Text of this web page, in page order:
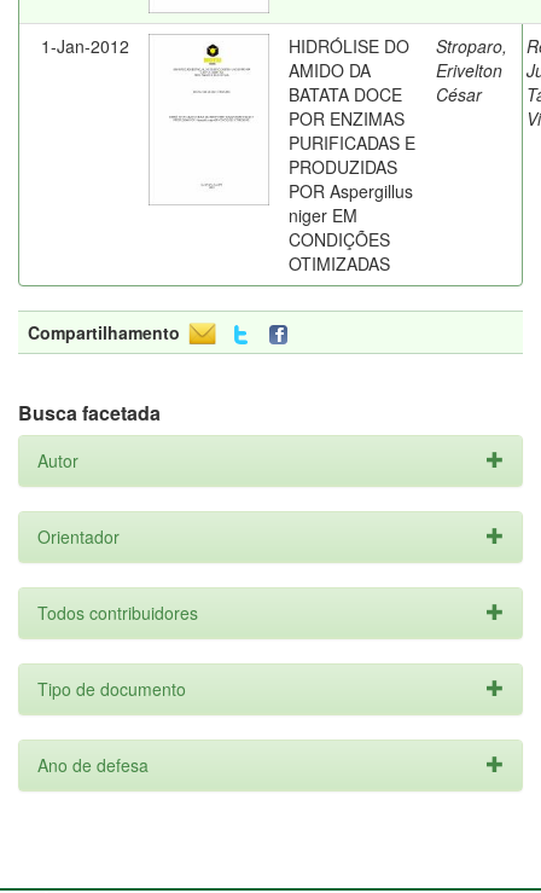
1-Jan-2012
HIDRÓLISE DO
AMIDO DA
BATATA DOCE
POR ENZIMAS
PURIFICADAS E
PRODUZIDAS
POR Aspergillus
niger EM
CONDIÇÕES
OTIMIZADAS
Stroparo,
Erivelton
César
Compartilhamento
Busca facetada
Autor
Orientador
Todos contribuidores
Tipo de documento
Ano de defesa